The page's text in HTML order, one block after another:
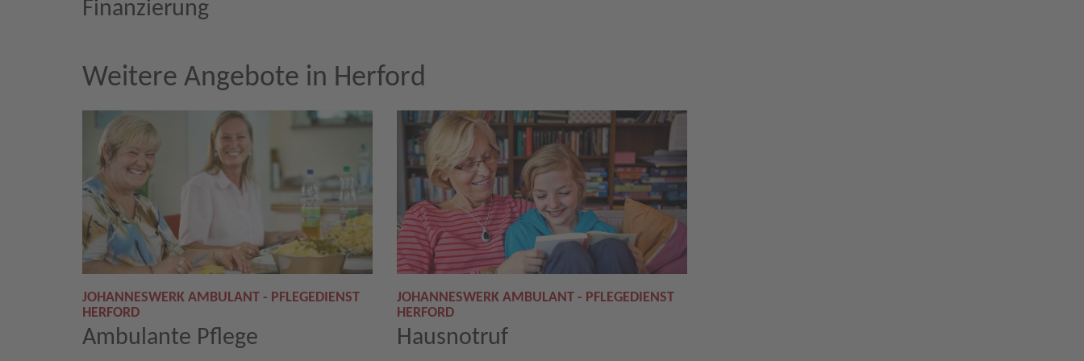
Finanzierung
Weitere Angebote in Herford
JOHANNESWERK AMBULANT - PFLEGEDIENST
HERFORD
Ambulante Pflege
JOHANNESWERK AMBULANT - PFLEGEDIENST
HERFORD
Hausnotruf